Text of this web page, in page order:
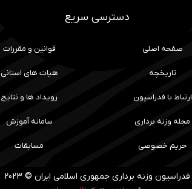
دسترسی سریع
صفحه اصلی
تاریخچه
ارتباط با فدراسیون
مجله وزنه برداری
حریم خصوصی
قوانین و مقررات
هیات های استانی
رویداد ها و نتایج
سامانه آموزش
مسابقات
فدراسیون وزنه برداری جمهوری اسلامی ایران © 2023